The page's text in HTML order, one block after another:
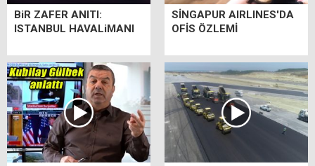
BiR ZAFER ANITI:
ISTANBUL HAVALiMANI
SİNGAPUR AIRLINES'DA
OFİS ÖZLEMİ